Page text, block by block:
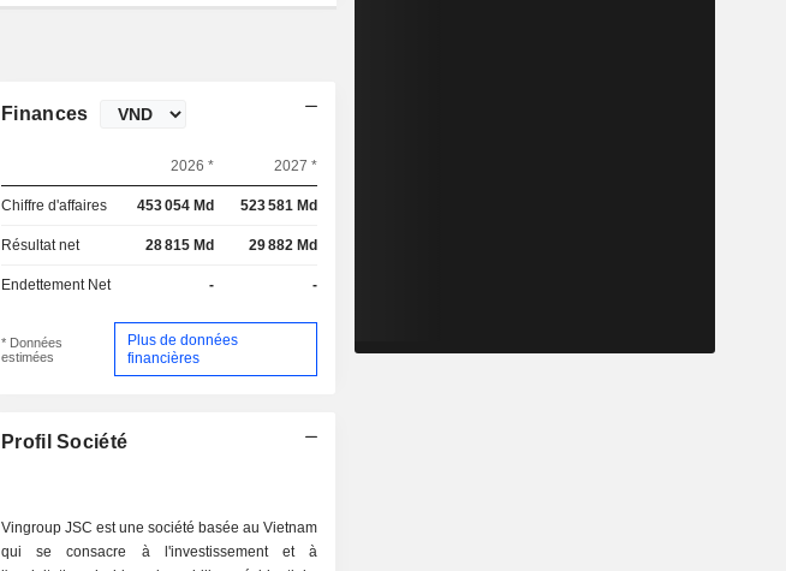
Finances
2026 * 2027 *
Chiffre d'affaires 453 054 Md 523 581 Md
Résultat net 28 815 Md 29 882 Md
Endettement Net - -
* Données
estimées
Plus de données
financières
Profil Société
Vingroup JSC est une société basée au Vietnam
qui se consacre à l'investissement et à